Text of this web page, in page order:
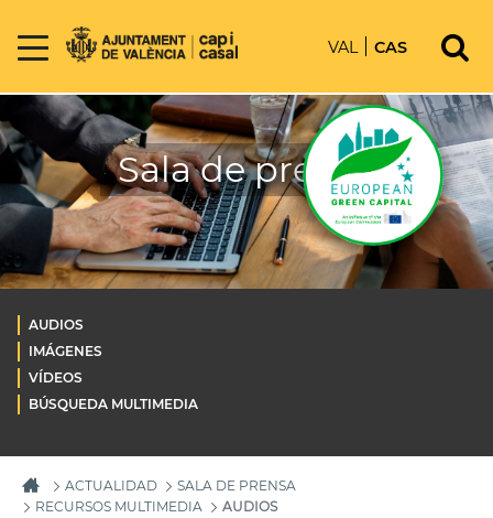
VAL CAS
Sala de prensa
AUDIOS
IMÁGENES
VÍDEOS
BÚSQUEDA MULTIMEDIA
ACTUALIDAD
SALA DE PRENSA
RECURSOS MULTIMEDIA
AUDIOS